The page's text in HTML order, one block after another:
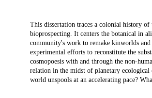
Description
This dissertation traces a colonial history
bioprospecting. It centers the botanical in
community's work to remake kinworlds
experimental efforts to reconstitute the
cosmopoesis with and through the non-
relation in the midst of planetary ecological
world unspools at an accelerating pace?